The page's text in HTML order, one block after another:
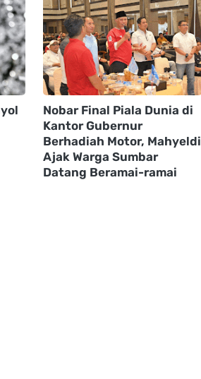
Nobar Final Piala Dunia di
Kantor Gubernur
Berhadiah Motor, Mahyeldi
Ajak Warga Sumbar
Datang Beramai-ramai